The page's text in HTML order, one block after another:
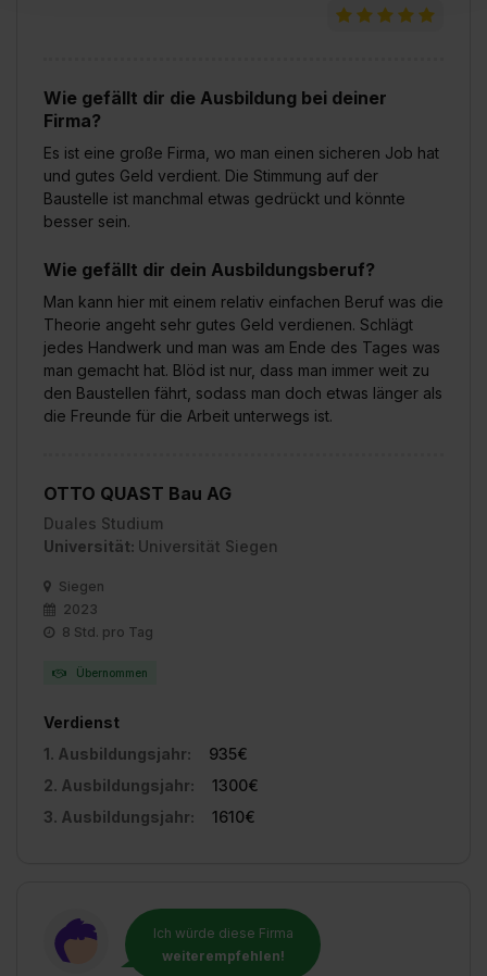
Inhalte (z.B. Videos oder Posts) angezeigt und hierfür
Eine Erlaubnis hierfür kannst du auch später noch im
Einzelfall bei dem jeweiligen Inhalt erteilen. Willst du nur
bestimmte Verwendungszwecke zulassen, triff deine
Auswahl über die Checkboxen und klick auf „Auswahl
erlauben“. Die Einwilligung zur Platzierung von Cookies
der Kategorien „Präferenzen“, „Statistiken“ und „Social
zur Übermittlung deiner Daten in die USA (Art. 49 Abs. 1
S. 1 lit. a) DS-GVO). Die USA verfügen über kein
angemessenes Datenschutzniveau (EuGH – Schrems
II). Du kannst die von dir erteilte Einwilligung jederzeit mit
Wirkung für die Zukunft ganz oder teilweise über unsere
Datenschutzerklärung unter dem Punkt „Datenschutz-
zeigen“. Weitere Informationen:
Impressum
Wie gefällt dir die Ausbildung bei deiner
Firma?
Es ist eine große Firma, wo man einen sicheren Job hat
und gutes Geld verdient. Die Stimmung auf der
Baustelle ist manchmal etwas gedrückt und könnte
besser sein.
Wie gefällt dir dein Ausbildungsberuf?
Man kann hier mit einem relativ einfachen Beruf was die
Theorie angeht sehr gutes Geld verdienen. Schlägt
jedes Handwerk und man was am Ende des Tages was
man gemacht hat. Blöd ist nur, dass man immer weit zu
den Baustellen fährt, sodass man doch etwas länger als
die Freunde für die Arbeit unterwegs ist.
OTTO QUAST Bau AG
Duales Studium
Universität: Universität Siegen
Siegen
2023
8 Std. pro Tag
Übernommen
Verdienst
1. Ausbildungsjahr:
935€
2. Ausbildungsjahr:
1300€
3. Ausbildungsjahr:
1610€
Ich würde diese Firma
weiterempfehlen!